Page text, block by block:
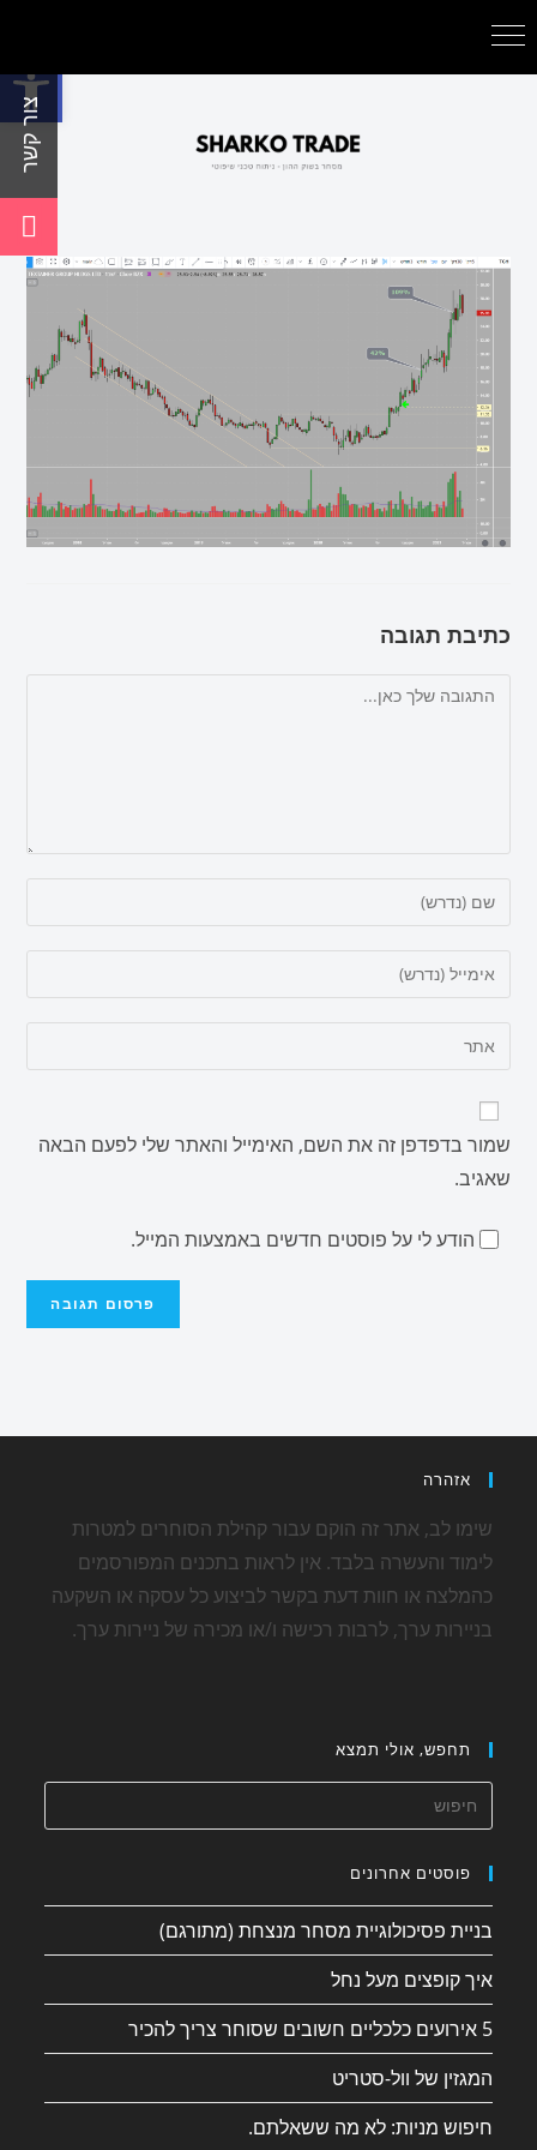
פתח סרגל נגישות
כתיבת תגובה
שמור בדפדפן זה את השם, האימייל והאתר שלי לפעם הבאה
שאגיב.
הודע לי על פוסטים חדשים באמצעות המייל.
אזהרה
שימו לב, אתר זה הוקם עבור קהילת הסוחרים למטרות
לימוד והעשרה בלבד. אין לראות בתכנים המפורסמים
כהמלצה או חוות דעת בקשר לביצוע כל עסקה או השקעה
בניירות ערך, לרבות רכישה ו/או מכירה של ניירות ערך.
תחפש, אולי תמצא
פוסטים אחרונים
בניית פסיכולוגיית מסחר מנצחת (מתורגם)
איך קופצים מעל נחל
5 אירועים כלכליים חשובים שסוחר צריך להכיר
המגזין של וול-סטריט
חיפוש מניות: לא מה ששאלתם.